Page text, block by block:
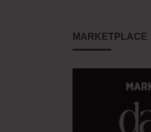
MARKETPLACE